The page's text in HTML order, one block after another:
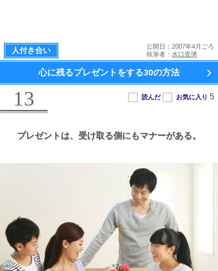
人付き合い
公開日：2007年4月ごろ
執筆者： 水口貴博
心に残るプレゼントをする30の方法
13
プレゼントは、 受け取る側にもマナーがある。